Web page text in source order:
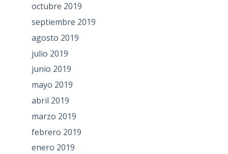
octubre 2019
septiembre 2019
agosto 2019
julio 2019
junio 2019
mayo 2019
abril 2019
marzo 2019
febrero 2019
enero 2019